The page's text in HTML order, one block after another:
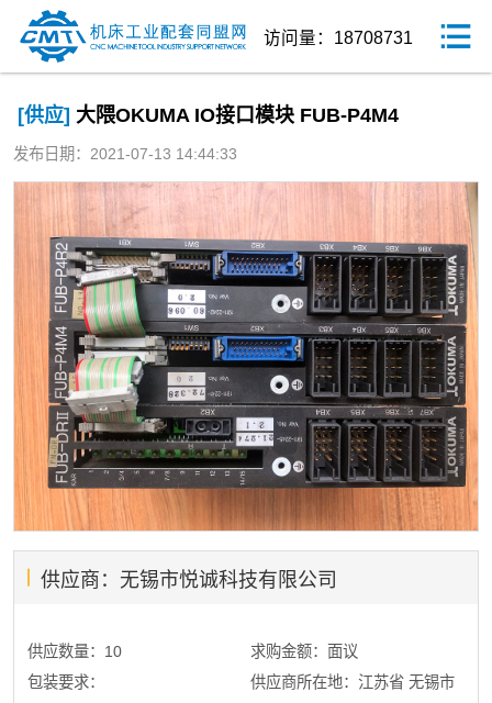
访问量：18708731
[供应] 大隈OKUMA IO接口模块 FUB-P4M4
发布日期：2021-07-13 14:44:33
供应商：无锡市悦诚科技有限公司
供应数量：10
求购金额：面议
包装要求：
供应商所在地：江苏省 无锡市